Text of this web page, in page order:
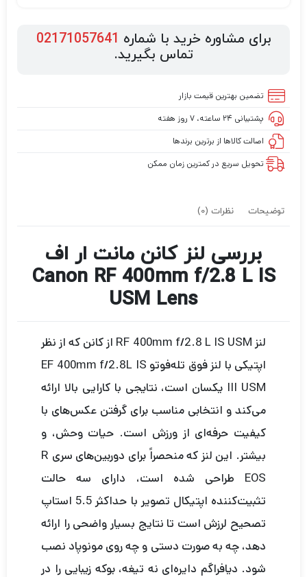
برای مشاوره خرید با شماره 02171057641
تماس بگیرید.
تضمین بهترین قیمت بازار
پشتیبانی ۲۴ ساعته، ۷ روز هفته
اصالت کالاها از برترین برندها
تحویل سریع در کمترین زمان ممکن
توضیحات نظرات (0)
بررسی لنز کانن مانت ار اف
Canon RF 400mm f/2.8 L IS
USM Lens
لنز RF 400mm f/2.8 L IS USM از کانن که از نظر
اپتیکی با لنز فوق تله‌فوتو EF 400mm f/2.8L IS
III USM یکسان است، نتایجی با کارایی بالا ارائه
می‌کند و انتخابی مناسب برای گرفتن عکس‌های با
کیفیت حرفه‌ای از ورزش است. حیات وحش، و
بیشتر. این لنز که منحصراً برای دوربین‌های سری R
EOS طراحی شده است، دارای سه حالت
تثبیت‌کننده اپتیکال تصویر با حداکثر 5.5 استاپ
تصحیح لرزش است تا نتایج بسیار واضحی را ارائه
دهد، چه به صورت دستی و چه روی مونوپاد نصب
شود. دیافراگم دایره‌ای نه تیغه، بوکه زیبایی را در